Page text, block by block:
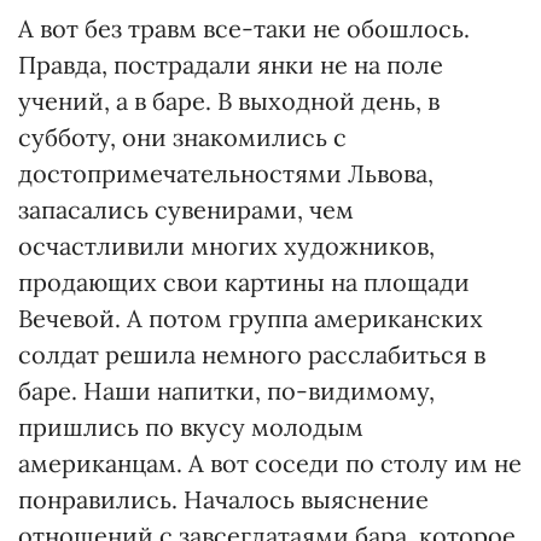
А вот без травм все-таки не обошлось.
Правда, пострадали янки не на поле
учений, а в баре. В выходной день, в
субботу, они знакомились с
достопримечательностями Львова,
запасались сувенирами, чем
осчастливили многих художников,
продающих свои картины на площади
Вечевой. А потом группа американских
солдат решила немного расслабиться в
баре. Наши напитки, по-видимому,
пришлись по вкусу молодым
американцам. А вот соседи по столу им не
понравились. Началось выяснение